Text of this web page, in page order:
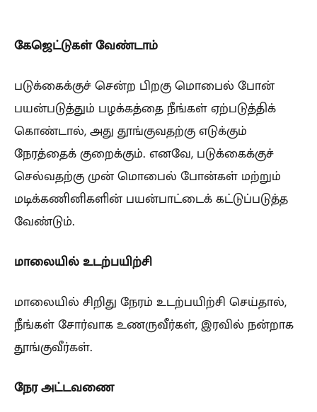
கேஜெட்டுகள் வேண்டாம்
படுக்கைக்குச் சென்ற பிறகு மொபைல் போன்
பயன்படுத்தும் பழக்கத்தை நீங்கள் ஏற்படுத்திக்
கொண்டால், அது தூங்குவதற்கு எடுக்கும்
நேரத்தைக் குறைக்கும். எனவே, படுக்கைக்குச்
செல்வதற்கு முன் மொபைல் போன்கள் மற்றும்
மடிக்கணினிகளின் பயன்பாட்டைக் கட்டுப்படுத்த
வேண்டும்.
மாலையில் உடற்பயிற்சி
மாலையில் சிறிது நேரம் உடற்பயிற்சி செய்தால்,
நீங்கள் சோர்வாக உணருவீர்கள், இரவில் நன்றாக
தூங்குவீர்கள்.
நேர அட்டவணை